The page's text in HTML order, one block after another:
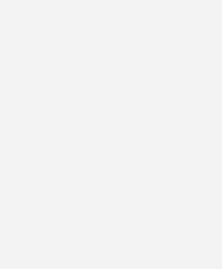
Validierung der
die Leistungsmerkmale der
validieren. Ziel ist es, die
der SOEC-
liegt beim
Engie ist für die techno-